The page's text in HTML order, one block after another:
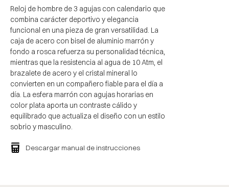
Reloj de hombre de 3 agujas con calendario que
combina carácter deportivo y elegancia
funcional en una pieza de gran versatilidad. La
caja de acero con bisel de aluminio marrón y
fondo a rosca refuerza su personalidad técnica,
mientras que la resistencia al agua de 10 Atm, el
brazalete de acero y el cristal mineral lo
convierten en un compañero fiable para el día a
día. La esfera marrón con agujas horarias en
color plata aporta un contraste cálido y
equilibrado que actualiza el diseño con un estilo
sobrio y masculino.
Descargar manual de instrucciones